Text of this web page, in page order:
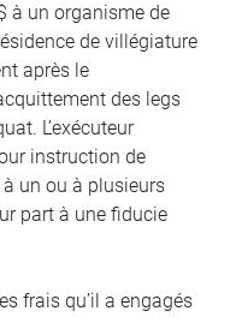
à un organisme de
de villégiature
après le
des legs
L’exécuteur
instruction de
un ou à plusieurs
part à une fiducie
frais qu’il a engagés